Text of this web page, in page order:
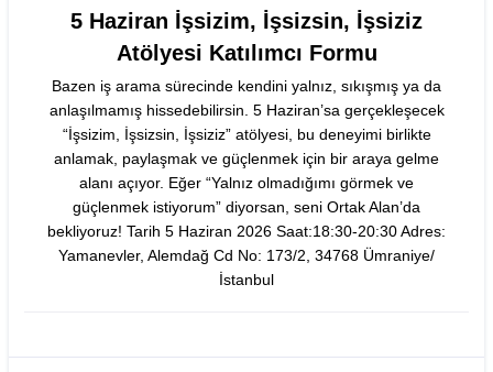
5 Haziran İşsizim, İşsizsin, İşsiziz
Atölyesi Katılımcı Formu
Bazen iş arama sürecinde kendini yalnız, sıkışmış ya da
anlaşılmamış hissedebilirsin. 5 Haziran’sa gerçekleşecek
“İşsizim, İşsizsin, İşsiziz” atölyesi, bu deneyimi birlikte
anlamak, paylaşmak ve güçlenmek için bir araya gelme
alanı açıyor. Eğer “Yalnız olmadığımı görmek ve
güçlenmek istiyorum” diyorsan, seni Ortak Alan’da
bekliyoruz! Tarih 5 Haziran 2026 Saat:18:30-20:30 Adres:
Yamanevler, Alemdağ Cd No: 173/2, 34768 Ümraniye/
İstanbul